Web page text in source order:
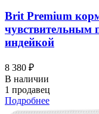
Brit Premium
чувствительным
индейкой
8 380 ₽
В наличии
1 продавец
Подробнее